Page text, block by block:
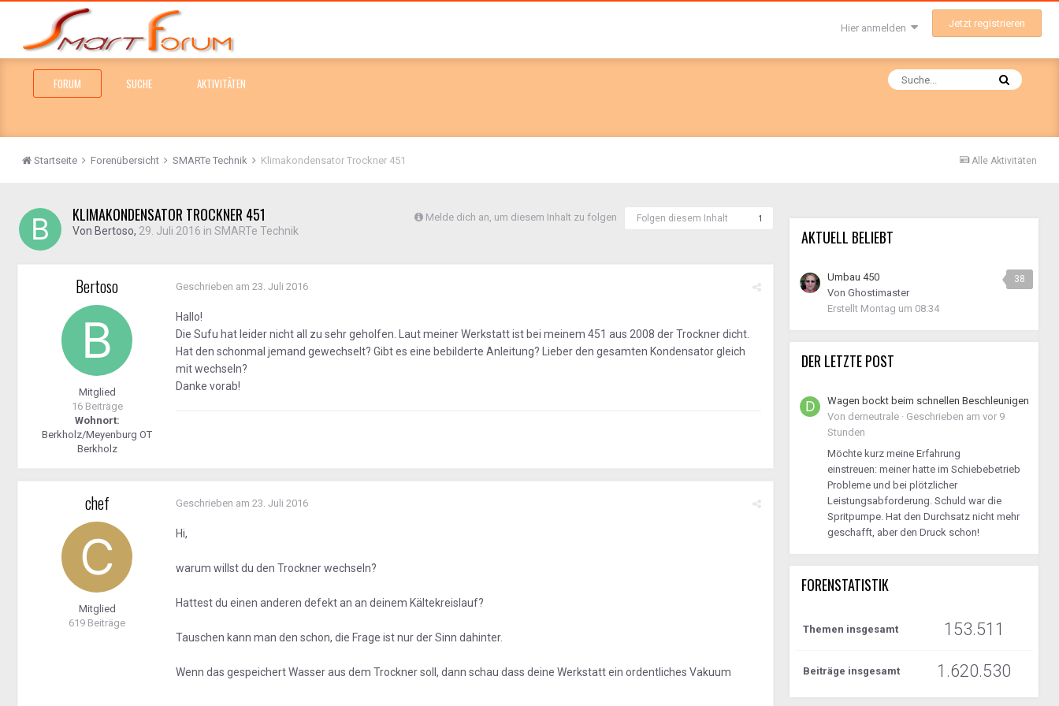
Hier anmelden Jetzt registrieren
FORUM SUCHE AKTIVITÄTEN
Alle Aktivitäten
Startseite Forenübersicht SMARTe Technik Klimakondensator Trockner 451
Melde dich an, um diesem Inhalt zu folgen Folgen diesem Inhalt 1
KLIMAKONDENSATOR TROCKNER 451
Von Bertoso, 29. Juli 2016 in SMARTe Technik
Bertoso
Mitglied
16 Beiträge
Wohnort:
Berkholz/Meyenburg OT
Berkholz
Geschrieben am 23. Juli 2016
Hallo!
Die Sufu hat leider nicht all zu sehr geholfen. Laut meiner Werkstatt ist bei meinem 451 aus 2008 der Trockner dicht.
Hat den schonmal jemand gewechselt? Gibt es eine bebilderte Anleitung? Lieber den gesamten Kondensator gleich
mit wechseln?
Danke vorab!
chef
Mitglied
619 Beiträge
Geschrieben am 23. Juli 2016
Hi,
warum willst du den Trockner wechseln?
Hattest du einen anderen defekt an an deinem Kältekreislauf?
Tauschen kann man den schon, die Frage ist nur der Sinn dahinter.
Wenn das gespeichert Wasser aus dem Trockner soll, dann schau dass deine Werkstatt ein ordentliches Vakuum
AKTUELL BELIEBT
38
Umbau 450
Von Ghostimaster
Erstellt Montag um 08:34
DER LETZTE POST
Wagen bockt beim schnellen Beschleunigen
Von derneutrale · Geschrieben am vor 9
Stunden
Möchte kurz meine Erfahrung
einstreuen: meiner hatte im Schiebebetrieb
Probleme und bei plötzlicher
Leistungsabforderung. Schuld war die
Spritpumpe. Hat den Durchsatz nicht mehr
geschafft, aber den Druck schon!
FORENSTATISTIK
Themen insgesamt 153.511
Beiträge insgesamt 1.620.530